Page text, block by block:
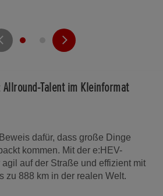
Talent im Kleinformat
dafür, dass große Dinge
kommen. Mit der e:HEV-
auf der Straße und effizient mit
zu 888 km in der realen Welt.